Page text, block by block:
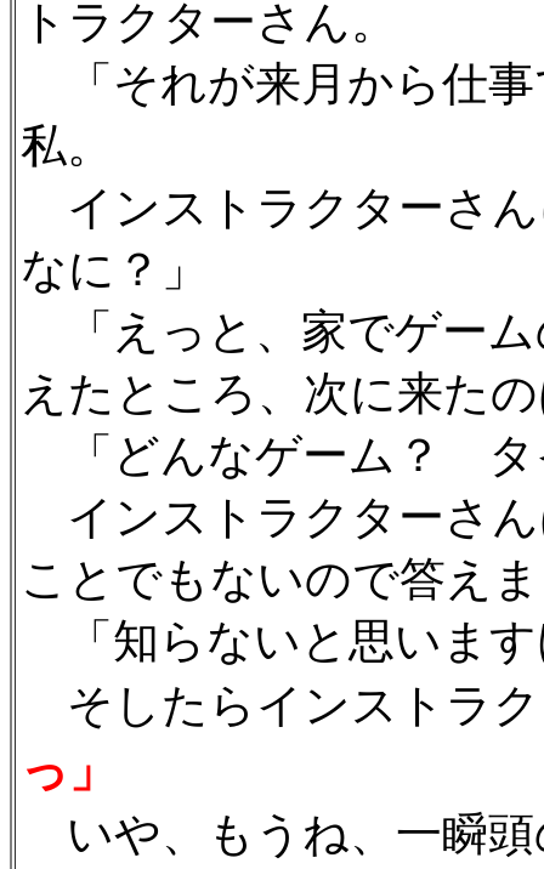
トラクターさん。
「それが来月から仕
私。
インストラクターさ
なに？」
「えっと、家でゲー
えたところ、次に来た
「どんなゲーム？ タ
インストラクターさ
ことでもないので答え
「知らないと思いま
そしたらインストラ
っ」
いや、もうね、一瞬